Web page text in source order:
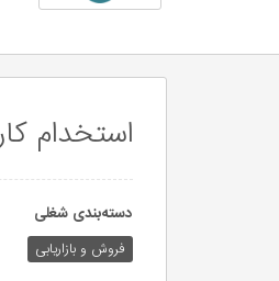
استخدام
دسته‌بندی شغلی
فروش و بازاریابی